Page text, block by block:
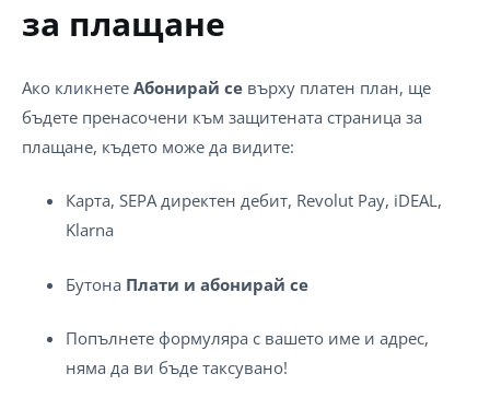
за плащане
Ако кликнете Абонирай се върху платен план, ще
бъдете пренасочени към защитената страница за
плащане, където може да видите:
Карта, SEPA директен дебит, Revolut Pay, iDEAL,
Klarna
Бутона Плати и абонирай се
Попълнете формуляра с вашето име и адрес,
няма да ви бъде таксувано!